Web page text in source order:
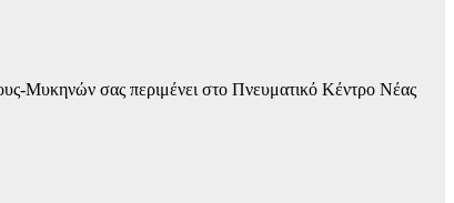
Μυκηνών σας περιμένει στο Πνευματικό Κέντρο Νέας